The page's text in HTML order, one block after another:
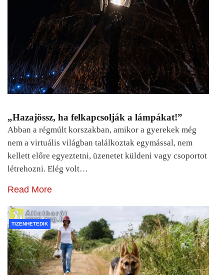
„Hazajössz, ha felkapcsolják a lámpákat!”
Abban a régmúlt korszakban, amikor a gyerekek még
nem a virtuális világban találkoztak egymással, nem
kellett előre egyeztetni, üzenetet küldeni vagy csoportot
létrehozni. Elég volt…
Read More
TIZENHETEDIK